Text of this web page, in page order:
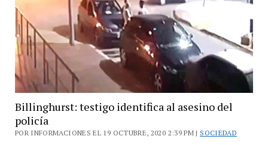
Billinghurst: testigo identifica al asesino del
policía
POR INFORMACIONES EL 19 OCTUBRE, 2020 2:39 PM | SOCIEDAD